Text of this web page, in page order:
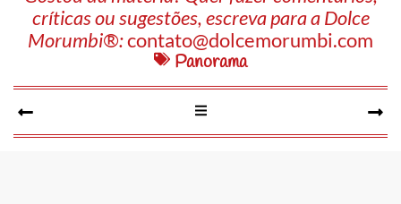
críticas ou sugestões, escreva para a Dolce
Morumbi®:contato@dolcemorumbi.com
Panorama